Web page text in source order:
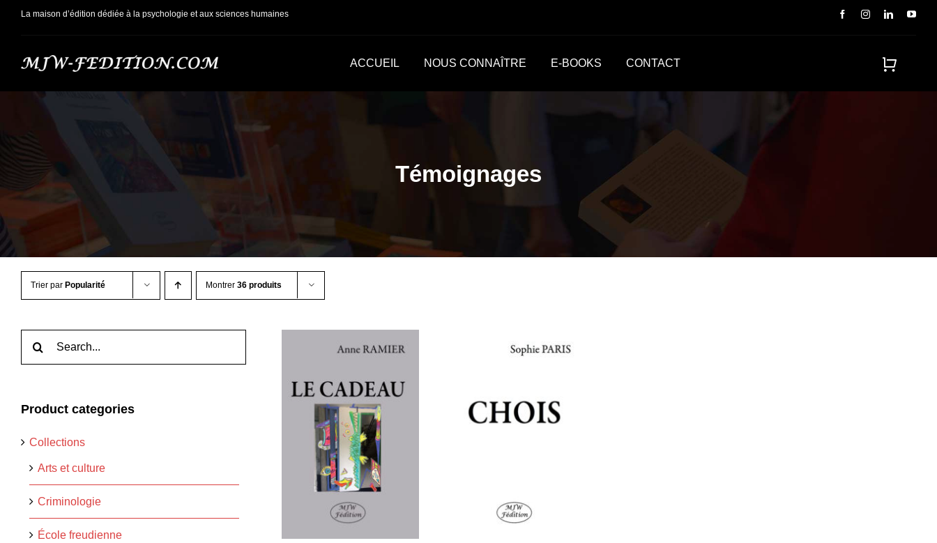
PasserLa maison d’édition dédiée à la psychologie et aux sciences humaines
ACCUEIL NOUS CONNAÎTRE E-BOOKS CONTACT
Témoignages
Trier par Popularité Montrer 36 produits
Product categories
Collections
Arts et culture
Criminologie
École freudienne
LE CADEAU